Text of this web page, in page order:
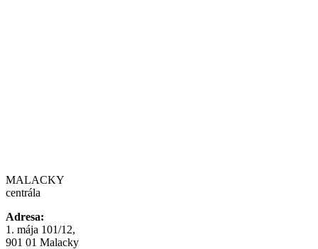
MALACKY
centrála
Adresa:
1. mája 101/12,
901 01 Malacky